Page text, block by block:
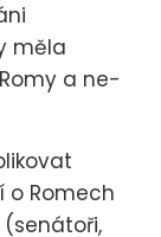
měla
a ne-
o Romech